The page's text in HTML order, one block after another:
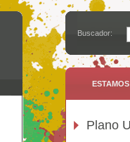
Buscador:
Plano